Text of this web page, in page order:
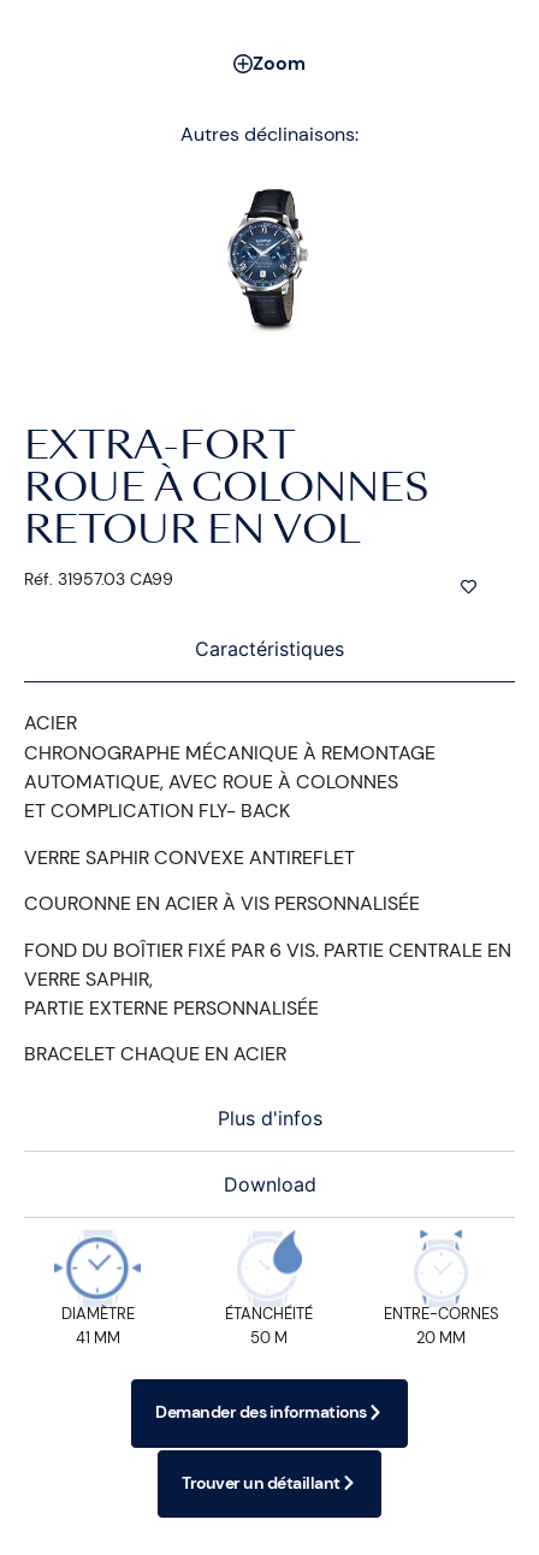
Zoom
Autres déclinaisons:
EXTRA-FORT
ROUE À COLONNES
RETOUR EN VOL
Réf. 31957.03 CA99
Caractéristiques
Plus d'infos
Download
ACIER
CHRONOGRAPHE MÉCANIQUE À REMONTAGE
AUTOMATIQUE, AVEC ROUE À COLONNES
ET COMPLICATION FLY- BACK
VERRE SAPHIR CONVEXE ANTIREFLET
COURONNE EN ACIER À VIS PERSONNALISÉE
FOND DU BOÎTIER FIXÉ PAR 6 VIS. PARTIE CENTRALE EN
VERRE SAPHIR,
PARTIE EXTERNE PERSONNALISÉE
BRACELET CHAQUE EN ACIER
DIAMÈTRE
41 MM
ÉTANCHÉITÉ
50 M
ENTRE-CORNES
20 MM
Demander des informations
Trouver un détaillant